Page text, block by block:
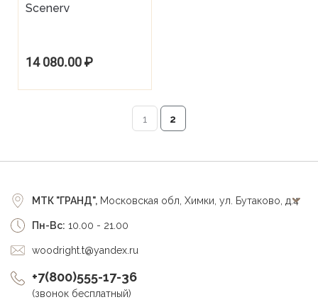
Scenery
14 080.00₽
1 2
МТК "ГРАНД", Московская обл, Химки, ул. Бутаково, д.4
Пн-Вс: 10.00 - 21.00
woodright.t@yandex.ru
+7(800)555-17-36
(звонок бесплатный)